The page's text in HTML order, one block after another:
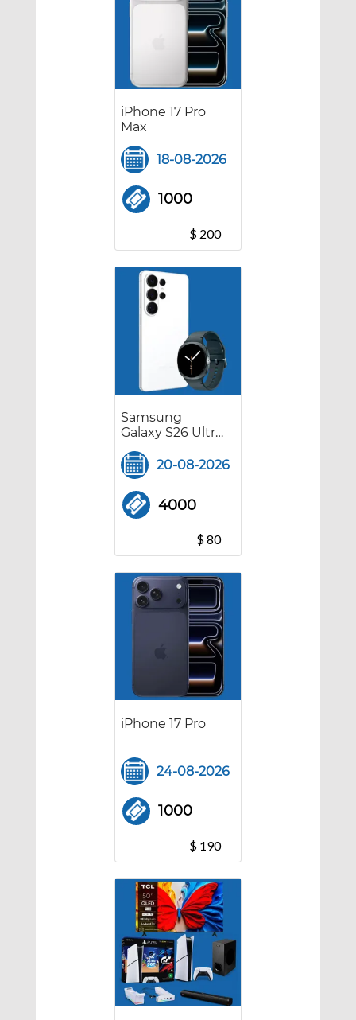
iPhone 17 Pro
Max
18-08-2026
1000
$ 200
Samsung
Galaxy S26 Ultra
+ Galaxy Watch
8
20-08-2026
4000
$ 80
iPhone 17 Pro
24-08-2026
1000
$ 190